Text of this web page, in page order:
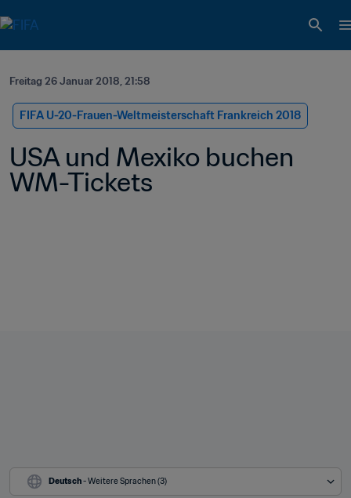
Freitag 26 Januar 2018, 21:58
FIFA U-20-Frauen-Weltmeisterschaft Frankreich 2018
USA und Mexiko buchen
WM-Tickets
Deutsch - Weitere Sprachen (3)